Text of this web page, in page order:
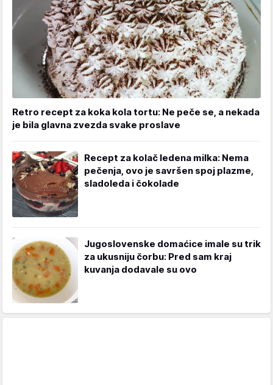
Retro recept za koka kola tortu: Ne peče se, a nekada
je bila glavna zvezda svake proslave
Recept za kolač ledena milka: Nema
pečenja, ovo je savršen spoj plazme,
sladoleda i čokolade
Jugoslovenske domaćice imale su trik
za ukusniju čorbu: Pred sam kraj
kuvanja dodavale su ovo